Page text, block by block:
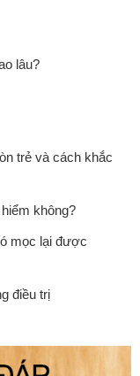
lâu?
trẻ và cách khắc
không?
mọc lại được
điều trị